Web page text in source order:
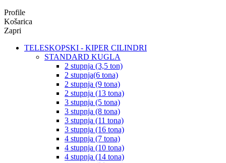
Profile
Košarica
Zapri
TELESKOPSKI - KIPER CILINDRI
STANDARD KUGLA
2 stupnja (3,5 ton)
2 stupnja(6 tona)
2 stupnja (9 tona)
2 stupnja (13 tona)
3 stupnja (5 tona)
3 stupnja (8 tona)
3 stupnja (11 tona)
3 stupnja (16 tona)
4 stupnja (7 tona)
4 stupnja (10 tona)
4 stupnja (14 tona)